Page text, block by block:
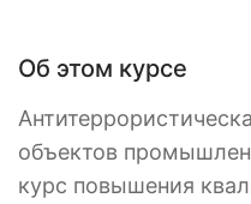
Об этом курсе
объектов
курс повышения